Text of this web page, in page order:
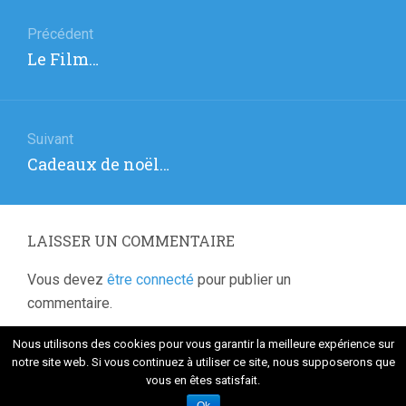
de
l’article
Précédent
Article
Le Film…
Suivant
Article
:
Cadeaux de noël…
LAISSER UN COMMENTAIRE
Vous devez être connecté pour publier un
commentaire.
Nous utilisons des cookies pour vous garantir la meilleure expérience sur
notre site web. Si vous continuez à utiliser ce site, nous supposerons que
vous en êtes satisfait.